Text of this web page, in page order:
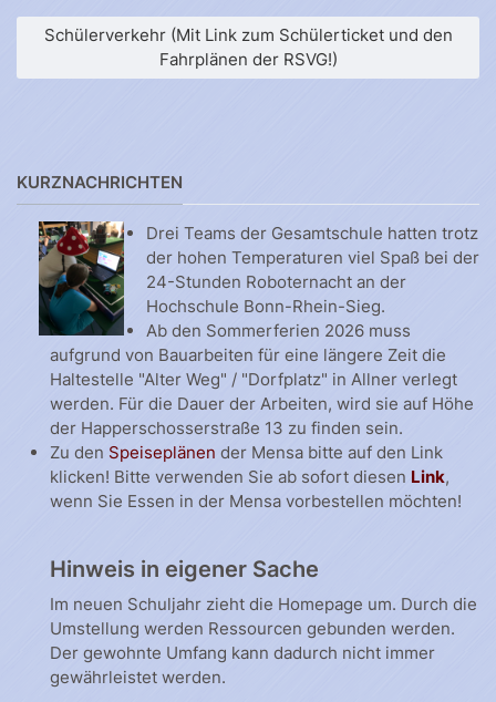
Schülerverkehr (Mit Link zum Schülerticket und den
Fahrplänen der RSVG!)
KURZNACHRICHTEN
Drei Teams der Gesamtschule hatten trotz
der hohen Temperaturen viel Spaß bei der
24-Stunden Roboternacht an der
Hochschule Bonn-Rhein-Sieg.
Ab den Sommerferien 2026 muss
aufgrund von Bauarbeiten für eine längere Zeit die
Haltestelle "Alter Weg" / "Dorfplatz" in Allner verlegt
werden. Für die Dauer der Arbeiten, wird sie auf Höhe
der Happerschosserstraße 13 zu finden sein.
Zu den Speiseplänen der Mensa bitte auf den Link
klicken! Bitte verwenden Sie ab sofort diesen Link,
wenn Sie Essen in der Mensa vorbestellen möchten!
Hinweis in eigener Sache
Im neuen Schuljahr zieht die Homepage um. Durch die
Umstellung werden Ressourcen gebunden werden.
Der gewohnte Umfang kann dadurch nicht immer
gewährleistet werden.